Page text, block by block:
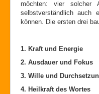
möchten: vier solcher
selbstverständlich auch
können. Die ersten drei
1. Kraft und Energie
2. Ausdauer und Fokus
3. Wille und
4. Heilkraft des Wortes